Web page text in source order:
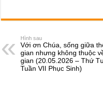
c
e
b
o
ss
n
g
at
s
A
p
Hình sau
Với ơn Chúa, sống giữa
gian nhưng không thuộc
gian (20.05.2026 – Thứ
Tuần VII Phục Sinh)